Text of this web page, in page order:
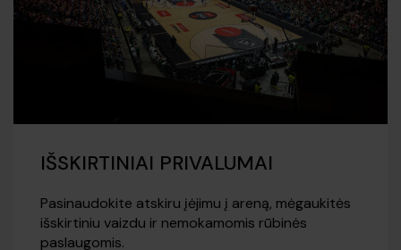
IŠSKIRTINIAI PRIVALUMAI
Pasinaudokite atskiru įėjimu į areną, mėgaukitės
išskirtiniu vaizdu ir nemokamomis rūbinės
paslaugomis.